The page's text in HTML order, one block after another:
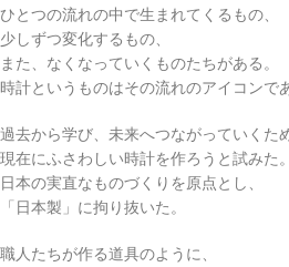
ひとつの流れの中で生まれてくるもの、
少しずつ変化するもの、
また、なくなっていくものたちがある。
時計というものはその流れのアイコンで
過去から学び、未来へつながっていくた
現在にふさわしい時計を作ろうと試みた。
日本の実直なものづくりを原点とし、
「日本製」に拘り抜いた。
職人たちが作る道具のように、